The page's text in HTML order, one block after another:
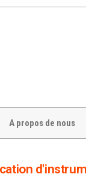
A propos de nous